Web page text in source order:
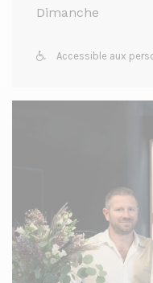
Dimanche
Accessible aux